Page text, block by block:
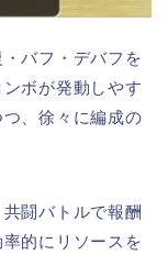
バフ・デバフを
ボが発動しやす
、徐々に編成の
闘バトルで報酬
的にリソースを